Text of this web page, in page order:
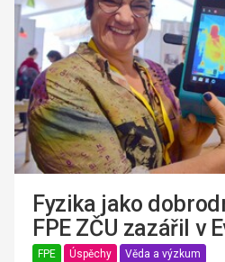
Fyzika jako
FPE ZČU zazářil v
FPE Úspěchy Věda a výzkum